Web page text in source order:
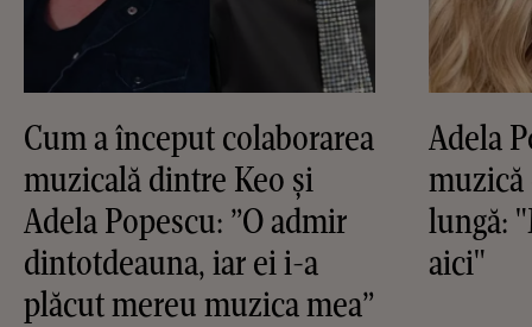
Cum a început colaborarea
muzicală dintre Keo și
Adela Popescu: ”O admir
dintotdeauna, iar ei i-a
plăcut mereu muzica mea”
Adela
muzică
lungă:
aici"